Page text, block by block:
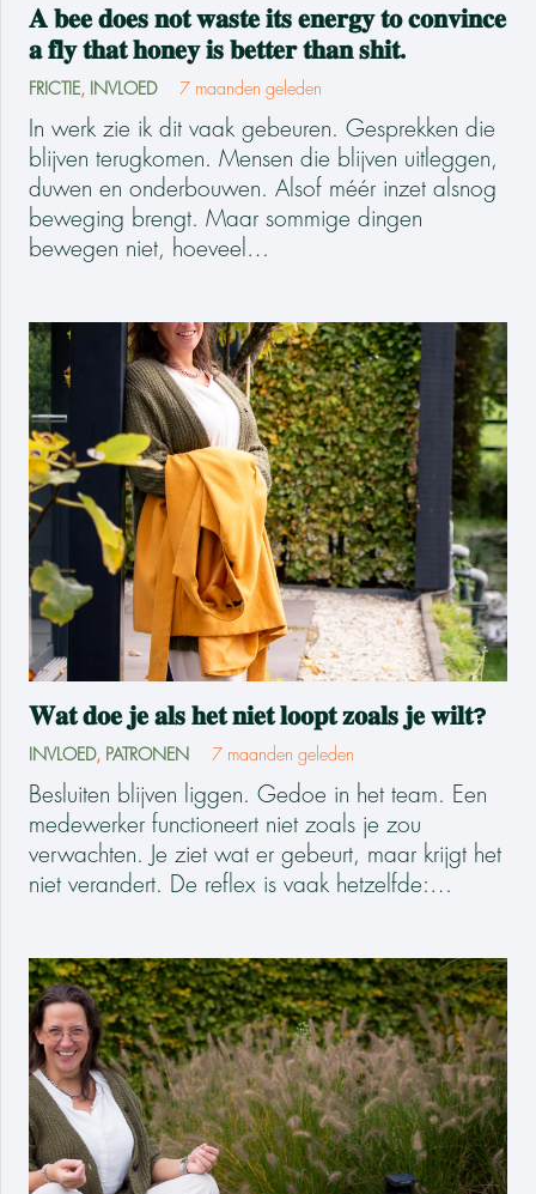
𝐀 𝐛𝐞𝐞 𝐝𝐨𝐞𝐬 𝐧𝐨𝐭 𝐰𝐚𝐬𝐭𝐞 𝐢𝐭𝐬 𝐞𝐧𝐞𝐫𝐠𝐲 𝐭𝐨 𝐜𝐨𝐧𝐯𝐢𝐧𝐜𝐞
𝐚 𝐟𝐥𝐲 𝐭𝐡𝐚𝐭 𝐡𝐨𝐧𝐞𝐲 𝐢𝐬 𝐛𝐞𝐭𝐭𝐞𝐫 𝐭𝐡𝐚𝐧 𝐬𝐡𝐢𝐭.
FRICTIE, INVLOED 7 maanden geleden
In werk zie ik dit vaak gebeuren. Gesprekken die
blijven terugkomen. Mensen die blijven uitleggen,
duwen en onderbouwen. Alsof méér inzet alsnog
beweging brengt. Maar sommige dingen
bewegen niet, hoeveel…
𝐖𝐚𝐭 𝐝𝐨𝐞 𝐣𝐞 𝐚𝐥𝐬 𝐡𝐞𝐭 𝐧𝐢𝐞𝐭 𝐥𝐨𝐨𝐩𝐭 𝐳𝐨𝐚𝐥𝐬 𝐣𝐞 𝐰𝐢𝐥𝐭?
INVLOED, PATRONEN 7 maanden geleden
Besluiten blijven liggen. Gedoe in het team. Een
medewerker functioneert niet zoals je zou
verwachten. Je ziet wat er gebeurt, maar krijgt het
niet verandert. De reflex is vaak hetzelfde:…